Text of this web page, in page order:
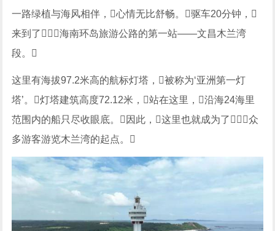
一路绿植与海风相伴，心情无比舒畅。驱车20分钟，
来到了海南环岛旅游公路的第一站——文昌木兰湾
段。
这里有海拔97.2米高的航标灯塔，被称为‘亚洲第一灯
塔’。灯塔建筑高度72.12米，站在这里，沿海24海里
范围内的船只尽收眼底。因此，这里也就成为了众
多游客游览木兰湾的起点。